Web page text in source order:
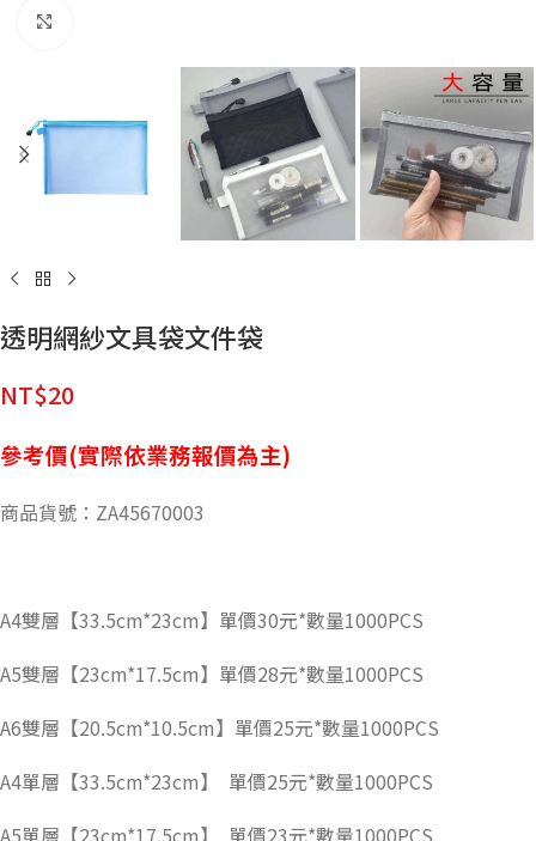
透明網紗文具袋文件袋
NT$20
參考價(實際依業務報價為主)
商品貨號：ZA45670003
A4雙層【33.5cm*23cm】單價30元*數量1000PCS
A5雙層【23cm*17.5cm】單價28元*數量1000PCS
A6雙層【20.5cm*10.5cm】單價25元*數量1000PCS
A4單層【33.5cm*23cm】 單價25元*數量1000PCS